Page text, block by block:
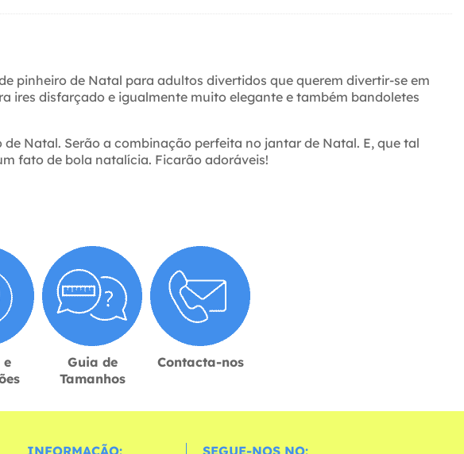
pinheiro de Natal para adultos divertidos que querem divertir-se em
ires disfarçado e igualmente muito elegante e também bandoletes
Natal. Serão a combinação perfeita no jantar de Natal. E, que tal
fato de bola natalícia. Ficarão adoráveis!
e
Guia de
Tamanhos
Contacta-nos